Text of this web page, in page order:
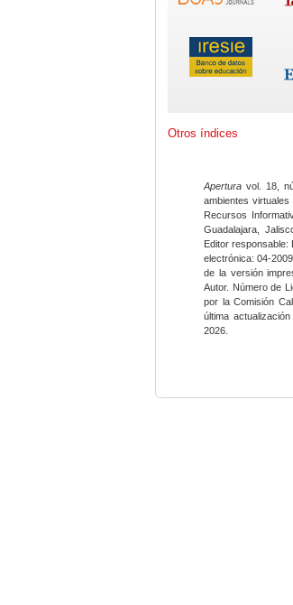
Otros índices
Apertura vol. 18,
ambientes
Recursos
Guadalajara,
Editor responsable:
electrónica: 04-
de la versión
Autor. Número de
por la Comisión
última
2026.